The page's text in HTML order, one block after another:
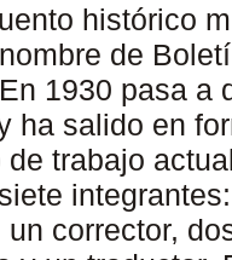
histórico
de
1930 pasa a
ha salido en
de trabajo
un corrector,